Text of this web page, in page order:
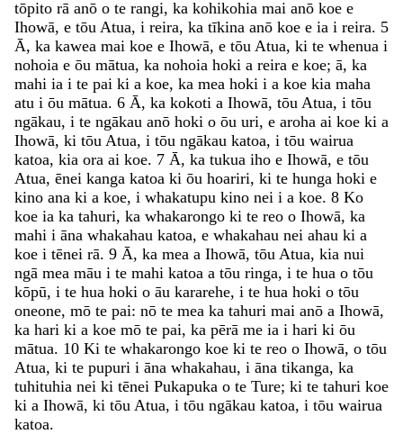
tōpito rā anō o te rangi, ka kohikohia mai anō koe e
Ihowā, e tōu Atua, i reira, ka tīkina anō koe e ia i reira. 5
Ā, ka kawea mai koe e Ihowā, e tōu Atua, ki te whenua i
nohoia e ōu mātua, ka nohoia hoki a reira e koe; ā, ka
mahi ia i te pai ki a koe, ka mea hoki i a koe kia maha
atu i ōu mātua. 6 Ā, ka kokoti a Ihowā, tōu Atua, i tōu
ngākau, i te ngākau anō hoki o ōu uri, e aroha ai koe ki a
Ihowā, ki tōu Atua, i tōu ngākau katoa, i tōu wairua
katoa, kia ora ai koe. 7 Ā, ka tukua iho e Ihowā, e tōu
Atua, ēnei kanga katoa ki ōu hoariri, ki te hunga hoki e
kino ana ki a koe, i whakatupu kino nei i a koe. 8 Ko
koe ia ka tahuri, ka whakarongo ki te reo o Ihowā, ka
mahi i āna whakahau katoa, e whakahau nei ahau ki a
koe i tēnei rā. 9 Ā, ka mea a Ihowā, tōu Atua, kia nui
ngā mea māu i te mahi katoa a tōu ringa, i te hua o tōu
kōpū, i te hua hoki o āu kararehe, i te hua hoki o tōu
oneone, mō te pai: nō te mea ka tahuri mai anō a Ihowā,
ka hari ki a koe mō te pai, ka pērā me ia i hari ki ōu
mātua. 10 Ki te whakarongo koe ki te reo o Ihowā, o tōu
Atua, ki te pupuri i āna whakahau, i āna tikanga, ka
tuhituhia nei ki tēnei Pukapuka o te Ture; ki te tahuri koe
ki a Ihowā, ki tōu Atua, i tōu ngākau katoa, i tōu wairua
katoa.